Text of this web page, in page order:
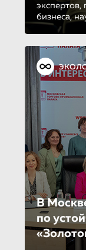
экспертов,
бизнеса,
В
по